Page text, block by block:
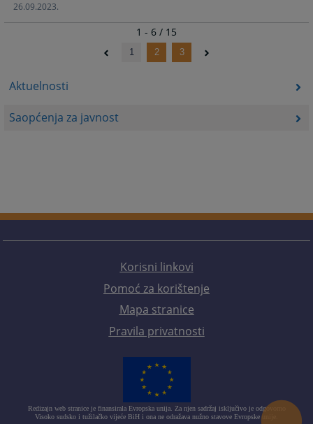
Aktuelnosti
Saopćenja za javnost
26.09.2023.
1 - 6 / 15
1 2 3
Korisni linkovi
Pomoć za korištenje
Mapa stranice
Pravila privatnosti
Redizajn web stranice je finansirala Evropska unija. Za njen sadržaj isključivo je odgovorno
Visoko sudsko i tužilačko vijeće BiH i ona ne odražava nužno stavove Evropske unije.